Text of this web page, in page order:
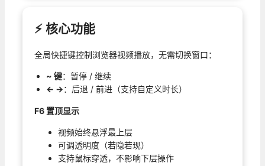
⚡ 核心功能
全局快捷键控制浏览器视频播放，无需切换窗口：
~ 键：暂停 / 继续
← →：后退 / 前进（支持自定义时长）
F6 置顶显示
视频始终悬浮最上层
可调透明度（若隐若现）
支持鼠标穿透，不影响下层操作